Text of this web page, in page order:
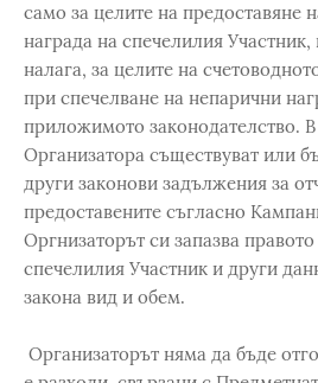
само за целите на предоставяне
награда на спечелилия Участник,
налага, за целите на
при спечелване на непарични
приложимото законодателство. В
Организатора съществуват или
други законови задължения за
предоставените съгласно
Оргнизаторът си запазва
спечелилия Участник и други
закона вид и обем.
Организаторът няма да бъде